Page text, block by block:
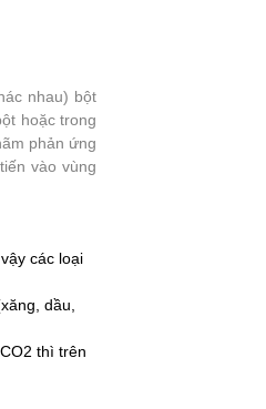
nhau) bột
hoặc trong
phản ứng
vào vùng
các loại
dầu,
thì trên